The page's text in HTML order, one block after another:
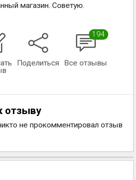
магазин. Советую.
Поделиться
194
Все отзывы
отзыву
не прокомментировал отзыв